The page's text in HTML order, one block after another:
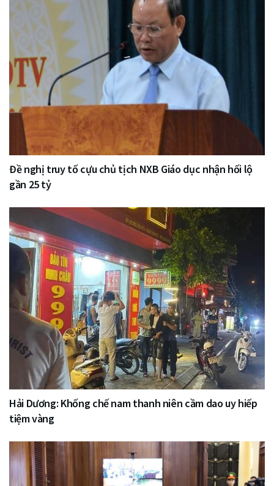
Đề nghị truy tố cựu chủ tịch NXB Giáo dục nhận hối lộ
gần 25 tỷ
Hải Dương: Khống chế nam thanh niên cầm dao uy hiếp
tiệm vàng